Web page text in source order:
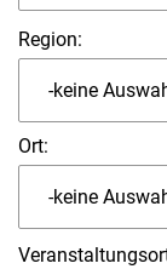
Region:
Ort: